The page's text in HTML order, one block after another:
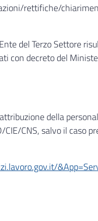
rettifiche/
del Terzo Settore
con decreto del
della
CNS, salvo il caso